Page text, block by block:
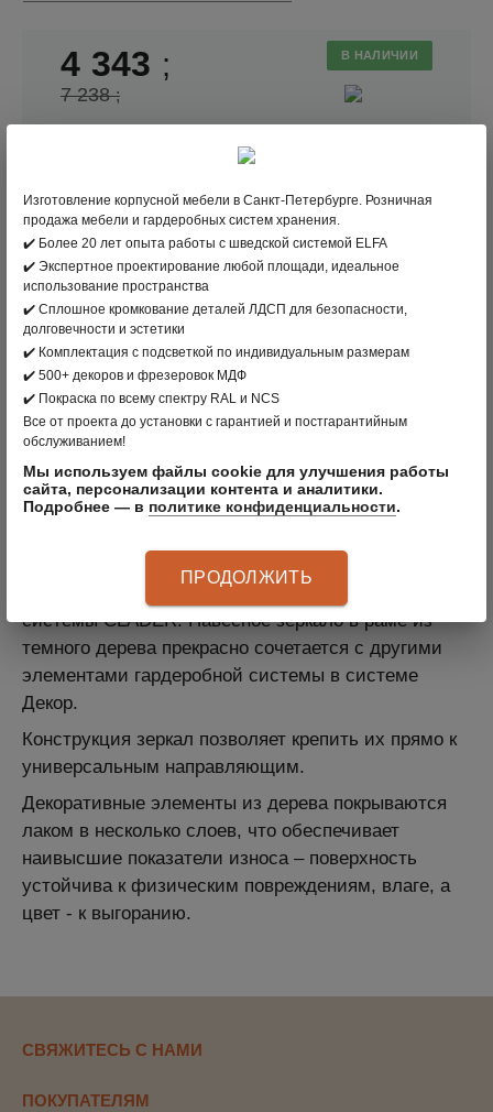
4 343 ;
7 238;
В НАЛИЧИИ
вернуться в раздел
ПРОИЗВОДИТЕЛЬ:
ЦВЕТ: ПЛАТИНА
МАТЕРИАЛ:
АРТИКУЛ:83206080
Зеркало – необходимый аксессуар гардеробной
системы CLADER. Навесное зеркало в раме из
темного дерева прекрасно сочетается с другими
элементами гардеробной системы в системе
Декор.
Конструкция зеркал позволяет крепить их прямо к
универсальным направляющим.
Декоративные элементы из дерева покрываются
лаком в несколько слоев, что обеспечивает
наивысшие показатели износа – поверхность
устойчива к физическим повреждениям, влаге, а
цвет - к выгоранию.
СВЯЖИТЕСЬ С НАМИ
ПОКУПАТЕЛЯМ
Изготовление корпусной мебели в Санкт-Петербурге. Розничная
продажа мебели и гардеробных систем хранения.
✔️ Более 20 лет опыта работы с шведской системой ELFA
✔️ Экспертное проектирование любой площади, идеальное
использование пространства
✔️ Сплошное кромкование деталей ЛДСП для безопасности,
долговечности и эстетики
✔️ Комплектация с подсветкой по индивидуальным размерам
✔️ 500+ декоров и фрезеровок МДФ
✔️ Покраска по всему спектру RAL и NCS
Все от проекта до установки с гарантией и постгарантийным
обслуживанием!
Мы используем файлы cookie для улучшения работы
сайта, персонализации контента и аналитики.
Подробнее — в политике конфиденциальности.
ПРОДОЛЖИТЬ